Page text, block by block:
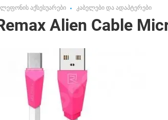
აქსესუარები კაბელები და ადაპტერები
Alien Cable